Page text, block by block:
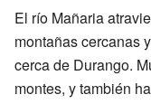
El río Mañaria
montañas cercanas
cerca de Durango.
montes, y también